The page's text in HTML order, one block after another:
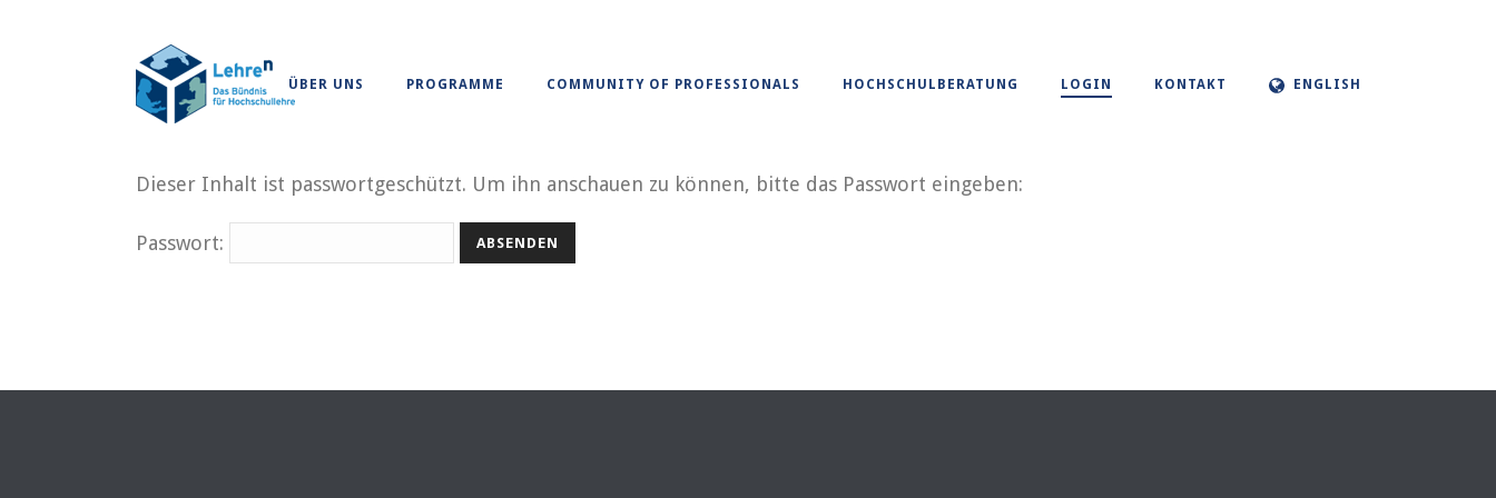
ÜBER UNS PROGRAMME COMMUNITY OF PROFESSIONALS HOCHSCHULBERATUNG LOGIN KONTAKT ENGLISH
Dieser Inhalt ist passwortgeschützt. Um ihn anschauen zu können, bitte das Passwort eingeben:
Passwort: